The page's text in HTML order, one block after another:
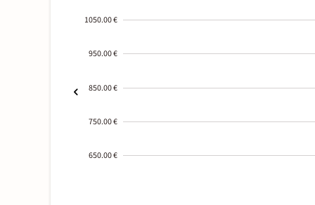
1050.00 €
950.00 €
850.00 €
750.00 €
650.00 €